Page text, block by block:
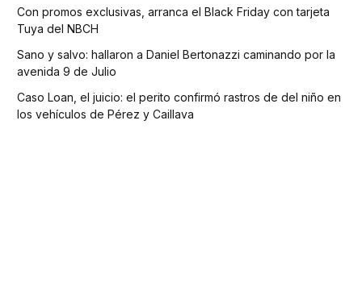
Con promos exclusivas, arranca el Black Friday con tarjeta
Tuya del NBCH
Sano y salvo: hallaron a Daniel Bertonazzi caminando por la
avenida 9 de Julio
Caso Loan, el juicio: el perito confirmó rastros de del niño en
los vehículos de Pérez y Caillava